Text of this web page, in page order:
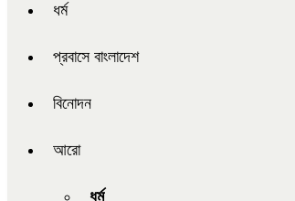
ধর্ম
প্রবাসে বাংলাদেশ
বিনোদন
আরো
ধর্ম